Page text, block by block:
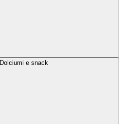
Dolciumi e snack